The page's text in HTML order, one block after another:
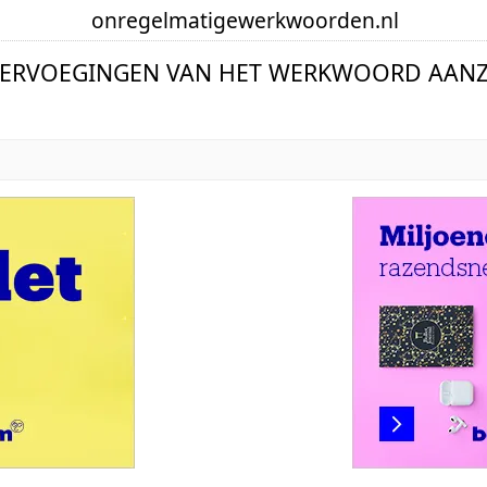
onregelmatigewerkwoorden.nl
VAN HET WERKWOORD